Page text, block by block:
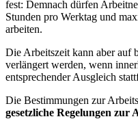
fest: Demnach dürfen
Stunden pro Werktag und
arbeiten.
Die Arbeitszeit kann aber auf
verlängert werden, wenn
entsprechender Ausgleich
Die Bestimmungen zur
gesetzliche Regelungen zur